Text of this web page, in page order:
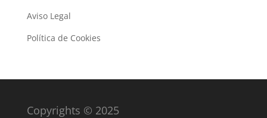
Aviso Legal
Política de Cookies
Copyrights © 2025